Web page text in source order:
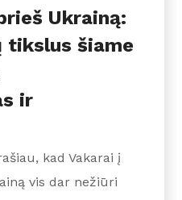
Ukrainą:
tikslus šiame
ir
kad Vakarai į
vis dar nežiūri